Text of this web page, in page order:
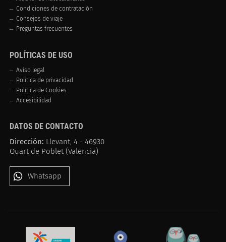
Condiciones de contratación
Consejos de viaje
Preguntas frecuentes
POLÍTICAS DE USO
Aviso legal
Política de privacidad
Política de Cookies
Accesibilidad
DATOS DE CONTACTO
Dirección: Llevant, 4 - 46930
Quart de Poblet (Valencia)
Whatsapp